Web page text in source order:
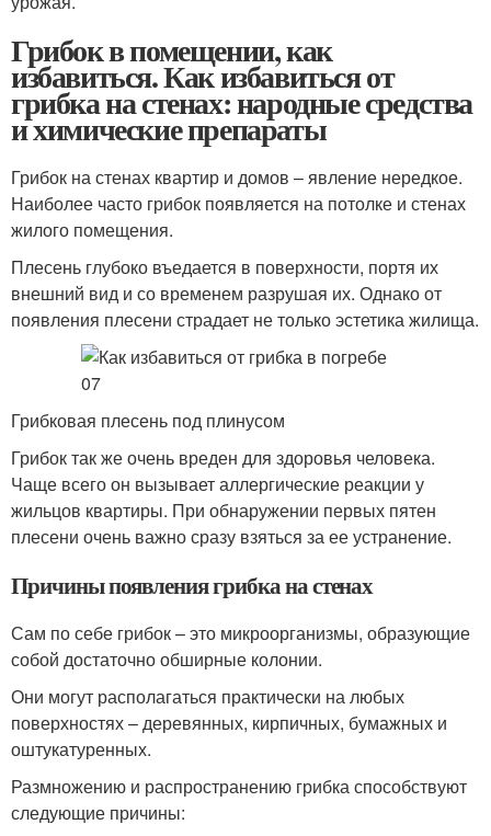
Грибок в помещении, как
избавиться. Как избавиться от
грибка на стенах: народные средства
и химические препараты
Грибок на стенах квартир и домов – явление нередкое.
Наиболее часто грибок появляется на потолке и стенах
жилого помещения.
Плесень глубоко въедается в поверхности, портя их
внешний вид и со временем разрушая их. Однако от
появления плесени страдает не только эстетика жилища.
Грибковая плесень под плинусом
Грибок так же очень вреден для здоровья человека.
Чаще всего он вызывает аллергические реакции у
жильцов квартиры. При обнаружении первых пятен
плесени очень важно сразу взяться за ее устранение.
Причины появления грибка на стенах
Сам по себе грибок – это микроорганизмы, образующие
собой достаточно обширные колонии.
Они могут располагаться практически на любых
поверхностях – деревянных, кирпичных, бумажных и
оштукатуренных.
Размножению и распространению грибка способствуют
следующие причины: